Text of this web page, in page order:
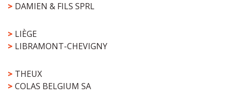
> DAMIEN & FILS SPRL
> LIÈGE
> LIBRAMONT-CHEVIGNY
> THEUX
> COLAS BELGIUM SA